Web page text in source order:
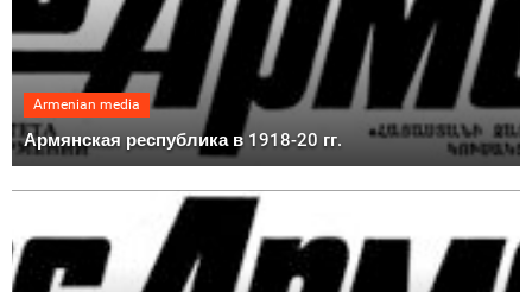
Armenian media
Армянская республика в 1918-20 гг.